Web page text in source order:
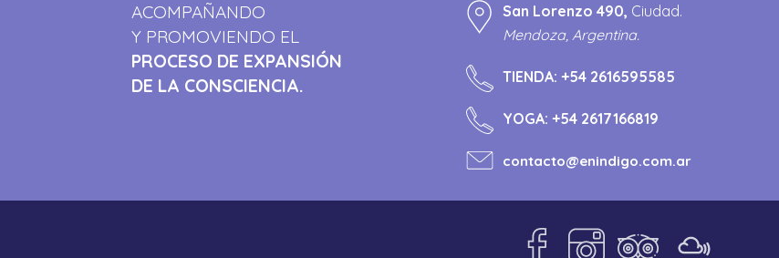
ACOMPAÑANDO
Y PROMOVIENDO EL
PROCESO DE EXPANSIÓN
DE LA CONSCIENCIA.
San Lorenzo 490, Ciudad.
Mendoza, Argentina.
TIENDA: +54 2616595585
YOGA: +54 2617166819
contacto@enindigo.com.ar